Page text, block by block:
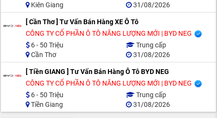
Kiên Giang
31/08/2026
[ Cần Thơ ] Tư Vấn Bán Hàng XE Ô Tô
CÔNG TY CỔ PHẦN Ô TÔ NĂNG LƯỢNG MỚI | BYD NEG
6 - 50 Triệu
Trung cấp
Cần Thơ
31/08/2026
[ Tiền GIANG ] Tư Vấn Bán Hàng Ô Tô BYD NEG
CÔNG TY CỔ PHẦN Ô TÔ NĂNG LƯỢNG MỚI | BYD NEG
6 - 50 Triệu
Trung cấp
Tiền Giang
31/08/2026